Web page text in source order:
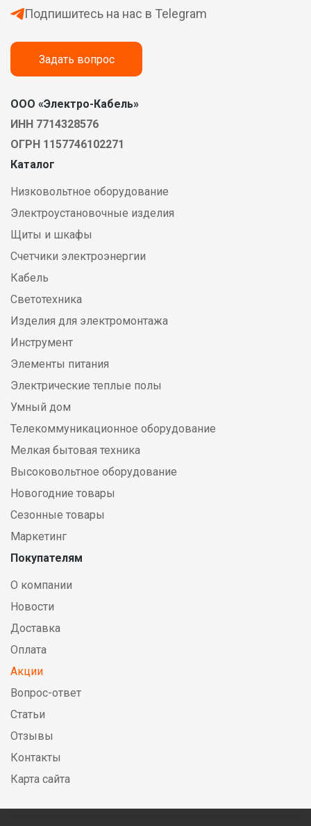
Подпишитесь на нас в Telegram
Задать вопрос
ООО «Электро-Кабель»
ИНН 7714328576
ОГРН 1157746102271
Каталог
Низковольтное оборудование
Электроустановочные изделия
Щиты и шкафы
Счетчики электроэнергии
Кабель
Светотехника
Изделия для электромонтажа
Инструмент
Элементы питания
Электрические теплые полы
Умный дом
Телекоммуникационное оборудование
Мелкая бытовая техника
Высоковольтное оборудование
Новогодние товары
Сезонные товары
Маркетинг
Покупателям
О компании
Новости
Доставка
Оплата
Акции
Вопрос-ответ
Статьи
Отзывы
Контакты
Карта сайта